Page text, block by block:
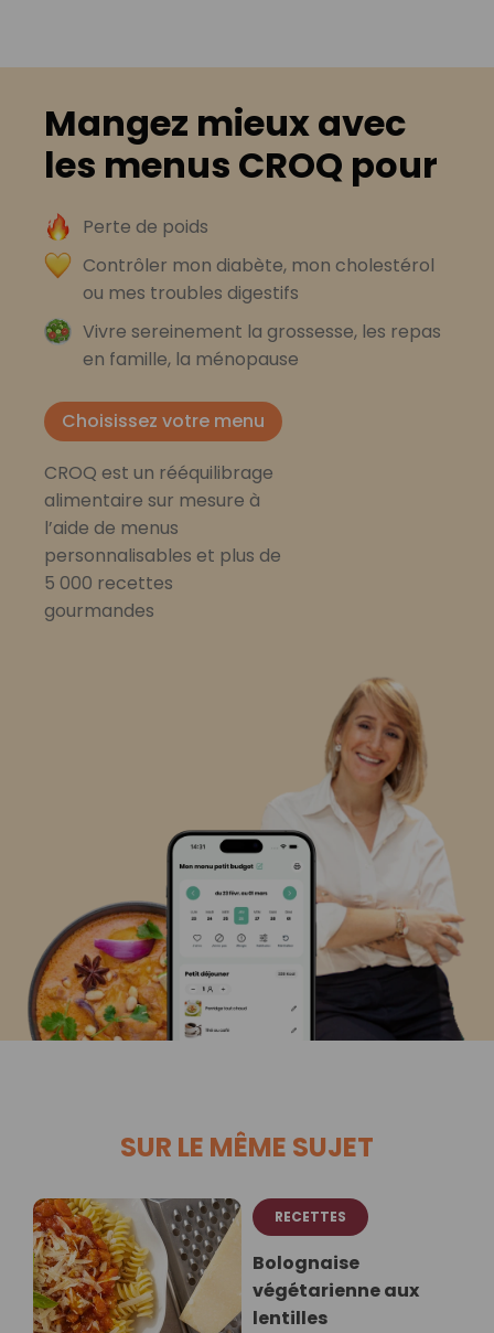
Mangez mieux avec
les menus CROQ pour
Perte de poids
Contrôler mon diabète, mon cholestérol
ou mes troubles digestifs
Vivre sereinement la grossesse, les repas
en famille, la ménopause
Choisissez votre menu
CROQ est un rééquilibrage
alimentaire sur mesure à
l’aide de menus
personnalisables et plus de
5 000 recettes
gourmandes
SUR LE MÊME SUJET
RECETTES
Bolognaise
végétarienne aux
lentilles